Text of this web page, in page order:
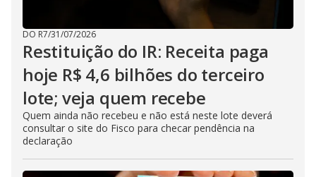
DO R7/31/07/2026
Restituição do IR: Receita paga
hoje R$ 4,6 bilhões do terceiro
lote; veja quem recebe
Quem ainda não recebeu e não está neste lote deverá
consultar o site do Fisco para checar pendência na
declaração